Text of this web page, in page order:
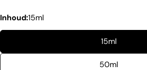
Inhoud:15ml
15ml
50ml
naam